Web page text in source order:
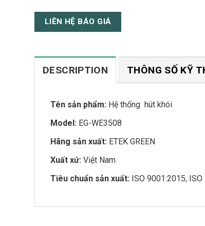
LIÊN HỆ BÁO GIÁ
DESCRIPTION THÔNG SỐ KỸ
Tên sản phẩm: Hệ thống hút khói
Model: EG-WE3508
Hãng sản xuất: ETEK GREEN
Xuất xứ: Việt Nam
Tiêu chuẩn sản xuất: ISO 9001:2015,